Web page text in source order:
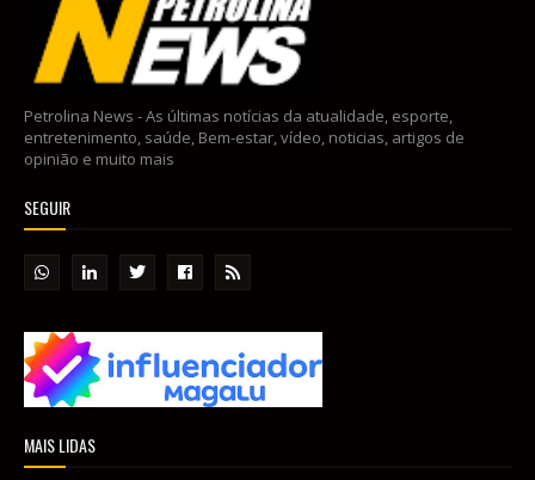
Petrolina News - As últimas notícias da atualidade, esporte,
entretenimento, saúde, Bem-estar, vídeo, noticias, artigos de
opinião e muito mais
SEGUIR
MAIS LIDAS